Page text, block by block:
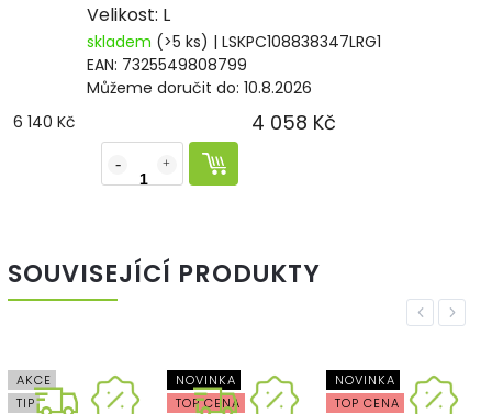
Velikost: L
skladem (>5 ks) | LSKPC108838347LRG1
EAN: 7325549808799
Můžeme doručit do: 10.8.2026
6 140 Kč
4 058 Kč
SOUVISEJÍCÍ PRODUKTY
Previous
AKCE
TIP
NOVINKA
TOP CENA
NOVINKA
TOP CENA
Next